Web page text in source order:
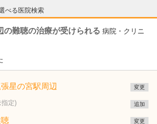
べる医院検索
び
の難聴の治療が受けられる 病院・クリニ
張星の宮駅周辺 変更
指定) 追加
変更